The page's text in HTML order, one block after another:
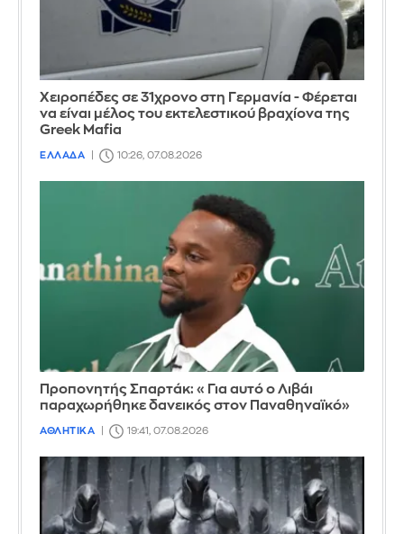
Χειροπέδες σε 31χρονο στη Γερμανία - Φέρεται
να είναι μέλος του εκτελεστικού βραχίονα της
Greek Mafia
ΕΛΛΑΔΑ 10:26, 07.08.2026
Προπονητής Σπαρτάκ: «Για αυτό ο Λιβάι
παραχωρήθηκε δανεικός στον Παναθηναϊκό»
ΑΘΛΗΤΙΚΑ 19:41, 07.08.2026